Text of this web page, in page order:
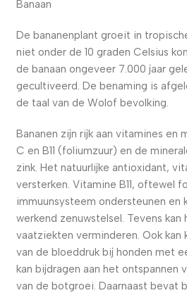
Banaan
De bananenplant groeit in
niet onder de 10 graden Celsius
de banaan ongeveer 7.000 jaar
gecultiveerd. De benaming is
de taal van de Wolof bevolking.
Bananen zijn rijk aan vitamines en
C en B11 (foliumzuur) en de
zink. Het natuurlijke antioxidant,
versterken. Vitamine B11, oftewel
immuunsysteem ondersteunen en
werkend zenuwstelsel. Tevens
vaatziekten verminderen. Ook kan
van de bloeddruk bij honden met
kan bijdragen aan het ontspannen
van de botgroei. Daarnaast bevat